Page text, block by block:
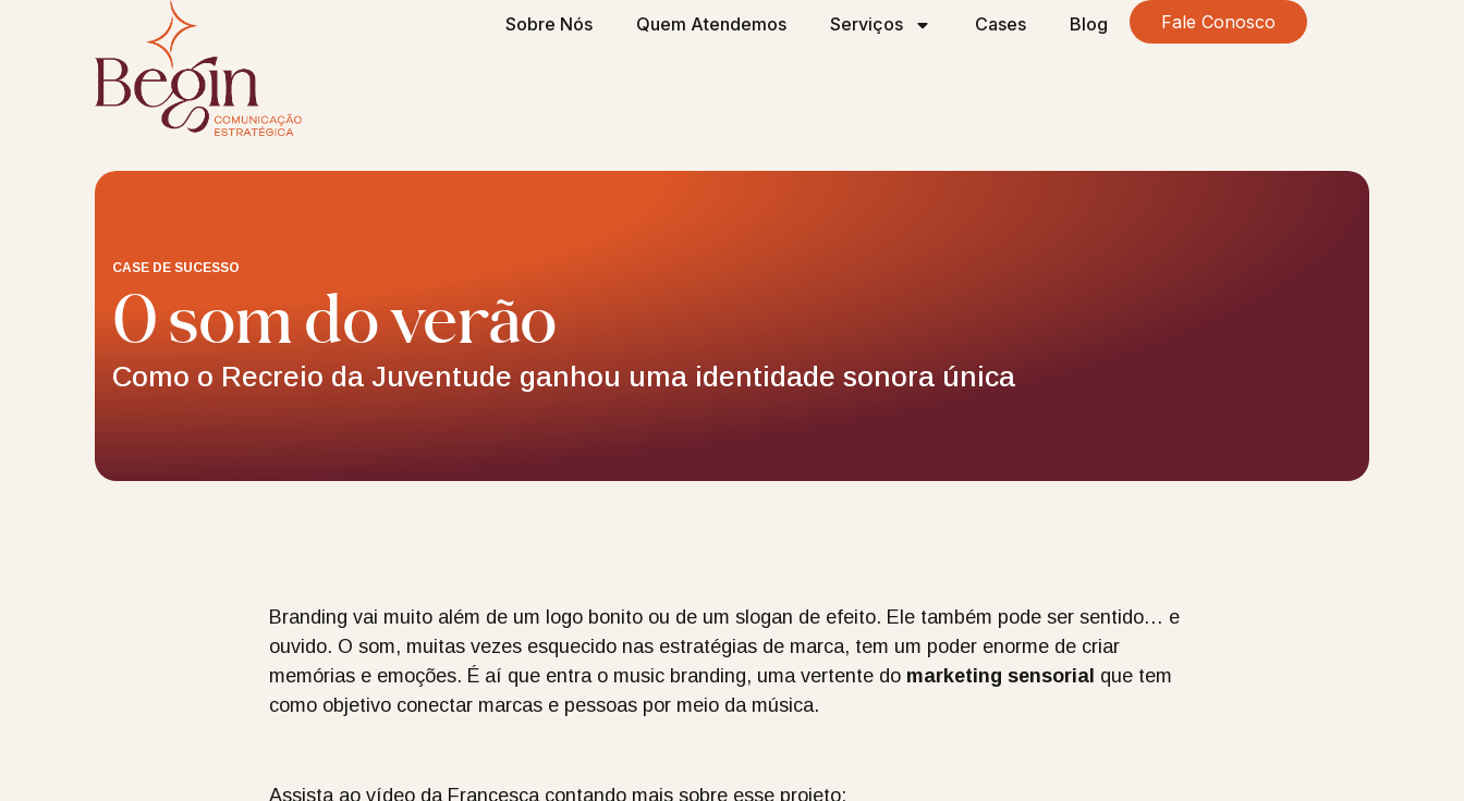
Sobre Nós Quem Atendemos Serviços Cases Blog Fale Conosco
CASE DE SUCESSO
O som do verão
Como o Recreio da Juventude ganhou uma identidade sonora única
Branding vai muito além de um logo bonito ou de um slogan de efeito. Ele também pode ser sentido… e
ouvido. O som, muitas vezes esquecido nas estratégias de marca, tem um poder enorme de criar
memórias e emoções. É aí que entra o music branding, uma vertente do marketing sensorial que tem
como objetivo conectar marcas e pessoas por meio da música.
Assista ao vídeo da Francesca contando mais sobre esse projeto: